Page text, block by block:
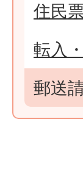
住民
転入
郵送